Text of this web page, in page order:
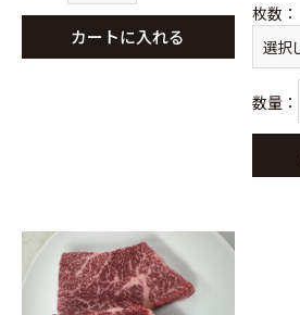
カートに入れる
枚数 ：
数量 ：